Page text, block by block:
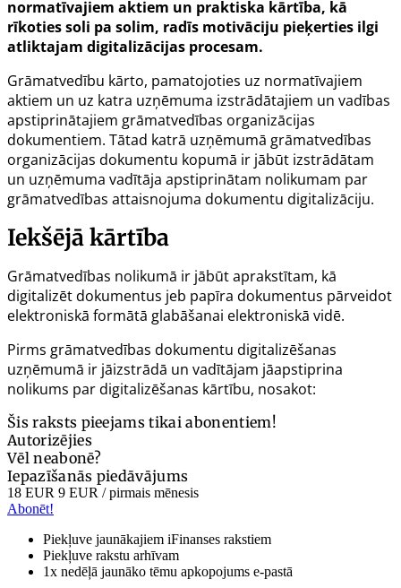
normatīvajiem aktiem un praktiska kārtība, kā
rīkoties soli pa solim, radīs motivāciju pieķerties ilgi
atliktajam digitalizācijas procesam.
Grāmatvedību kārto, pamatojoties uz normatīvajiem
aktiem un uz katra uzņēmuma izstrādātajiem un vadības
apstiprinātajiem grāmatvedības organizācijas
dokumentiem. Tātad katrā uzņēmumā grāmatvedības
organizācijas dokumentu kopumā ir jābūt izstrādātam
un uzņēmuma vadītāja apstiprinātam nolikumam par
grāmatvedības attaisnojuma dokumentu digitalizāciju.
Iekšējā kārtība
Grāmatvedības nolikumā ir jābūt aprakstītam, kā
digitalizēt dokumentus jeb papīra dokumentus pārveidot
elektroniskā formātā glabāšanai elektroniskā vidē.
Pirms grāmatvedības dokumentu digitalizēšanas
uzņēmumā ir jāizstrādā un vadītājam jāapstiprina
nolikums par digitalizēšanas kārtību, nosakot:
Šis raksts pieejams tikai abonentiem!
Autorizējies
Vēl neabonē?
Iepazīšanās piedāvājums
18 EUR 9 EUR / pirmais mēnesis
Abonēt!
Piekļuve jaunākajiem iFinanses rakstiem
Piekļuve rakstu arhīvam
1x nedēļā jaunāko tēmu apkopojums e-pastā